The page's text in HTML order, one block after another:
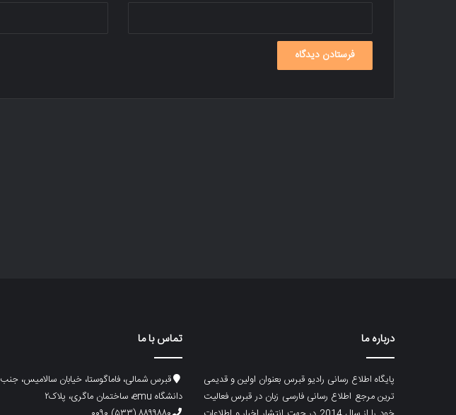
درباره ما
پایگاه اطلاع رسانی رادیو قبرس بعنوان اولین و قدیمی
ترین مرجع اطلاع رسانی فارسی زبان در قبرس فعالیت
تماس با ما
قبرس شمالی، فاماگوستا، خیابان سالامیس، جنب
دانشگاه emu، ساختمان ماگری، پلاک۲